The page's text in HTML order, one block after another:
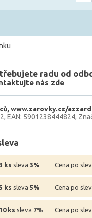
radu od
nás zde
www.zarovky.cz/
EAN: 5901238444824
3 ks sleva 3% Cena po
5 ks sleva 5% Cena po
10 ks sleva 7% Cena po